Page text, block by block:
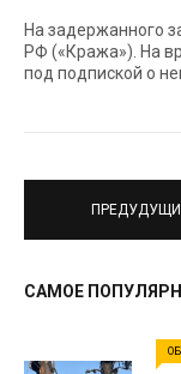
На задержанного
РФ («Кража»). На
под подпиской о
САМОЕ